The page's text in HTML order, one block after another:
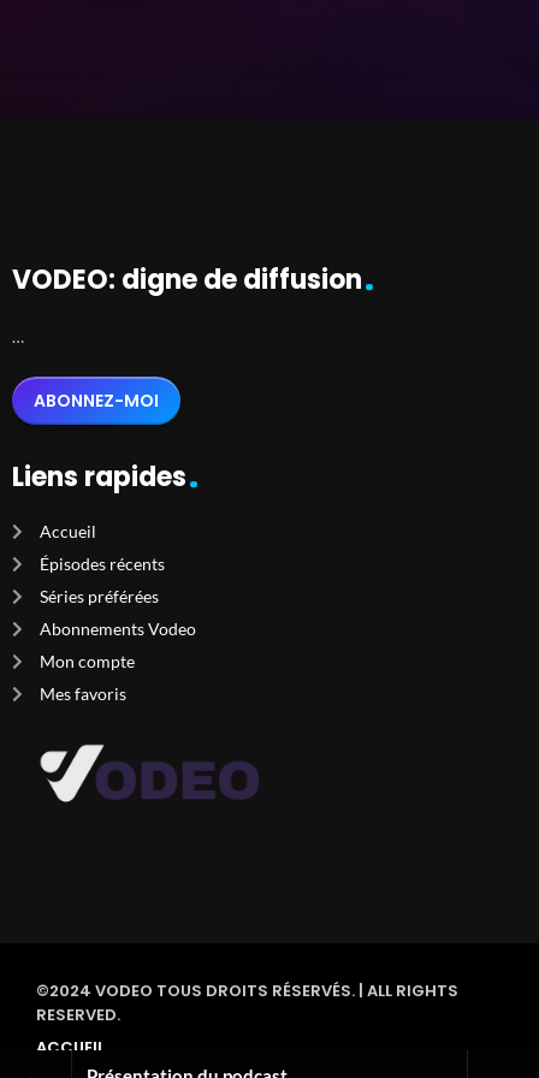
VODEO: digne de diffusion
…
ABONNEZ-MOI
Liens rapides
Accueil
Épisodes récents
Séries préférées
Abonnements Vodeo
Mon compte
Mes favoris
©2024 VODEO TOUS DROITS RÉSERVÉS. | ALL RIGHTS
RESERVED.
ACCUEIL